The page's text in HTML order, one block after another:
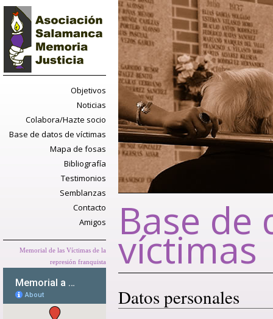
Objetivos
Noticias
Colabora/Hazte socio
Base de datos de víctimas
Mapa de fosas
Bibliografía
Testimonios
Semblanzas
Contacto
Amigos
Memorial de las Víctimas de la
represión franquista
Base de
víctimas
Datos personales